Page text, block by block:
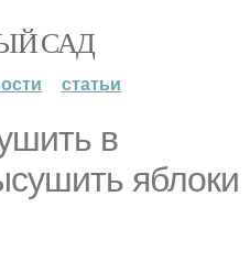
САД
статьи
в
яблоки